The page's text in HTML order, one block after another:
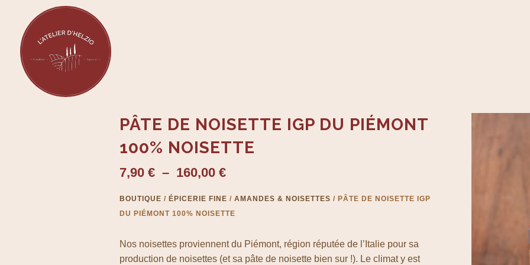
PÂTE DE NOISETTE IGP DU PIÉMONT
100% NOISETTE
7,90 € – 160,00 €Plage
prix :
7,90 €
160,00 €
BOUTIQUE / ÉPICERIE FINE / AMANDES & NOISETTES / PÂTE DE NOISETTE IGP
DU PIÉMONT 100% NOISETTE
Nos noisettes proviennent du Piémont, région réputée de l’Italie pour sa
production de noisettes (et sa pâte de noisette bien sur !). Le climat y est